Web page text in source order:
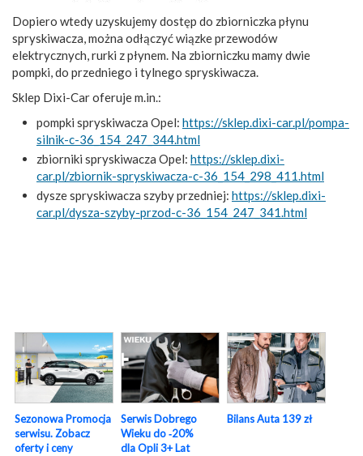
Dopiero wtedy uzyskujemy dostęp do zbiorniczka płynu
spryskiwacza, można odłączyć wiązke przewodów
elektrycznych, rurki z płynem. Na zbiorniczku mamy dwie
pompki, do przedniego i tylnego spryskiwacza.
Sklep Dixi-Car oferuje m.in.:
pompki spryskiwacza Opel: https://sklep.dixi-car.pl/pompa-
silnik-c-36_154_247_344.html
zbiorniki spryskiwacza Opel: https://sklep.dixi-
car.pl/zbiornik-spryskiwacza-c-36_154_298_411.html
dysze spryskiwacza szyby przedniej: https://sklep.dixi-
car.pl/dysza-szyby-przod-c-36_154_247_341.html
Sezonowa Promocja
serwisu. Zobacz
oferty i ceny
Serwis Dobrego
Wieku do ‑20%
dla Opli 3+ Lat
Bilans Auta 139 zł